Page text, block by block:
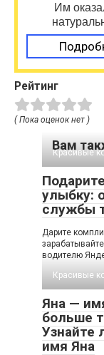
Им
Рейтинг
( Пока оценок нет )
Вам
Красивые
улыбку:
службы
Дарите
водителю
Красивые
Яна —
больше
Узнайте
имя Яна